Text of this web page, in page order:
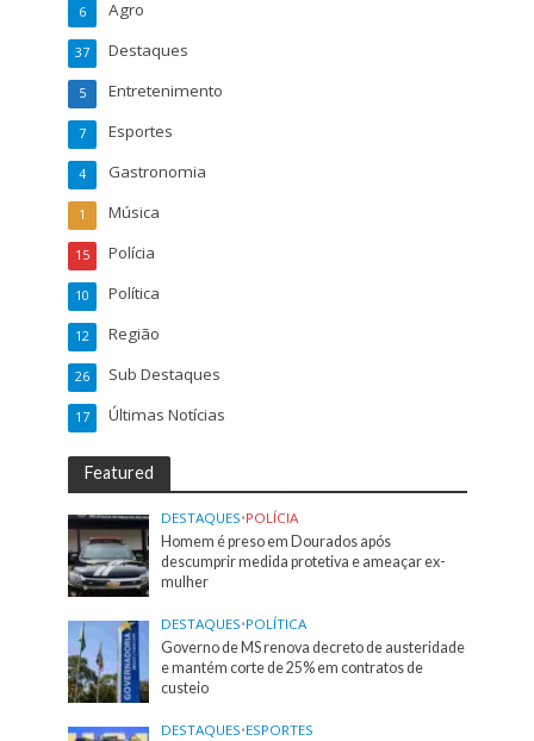
Agro
6
Destaques
37
Entretenimento
5
Esportes
7
Gastronomia
4
Música
1
Polícia
15
Política
10
Região
12
Sub Destaques
26
Últimas Notícias
17
Featured
DESTAQUES•POLÍCIA
Homem é preso em Dourados após
descumprir medida protetiva e ameaçar ex-
mulher
DESTAQUES•POLÍTICA
Governo de MS renova decreto de austeridade
e mantém corte de 25% em contratos de
custeio
DESTAQUES•ESPORTES